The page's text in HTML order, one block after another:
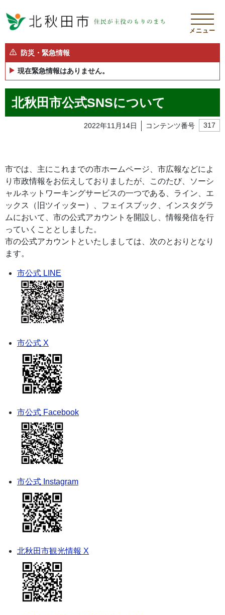
メニュー
防災・緊急情報
現在緊急情報はありません。
北秋田市公式SNSについて
2022年11月14日 コンテンツ番号 317
市では、主にこれまでの市ホームページ、市広報などによ
り市政情報をお伝えしておりましたが、このたび、ソーシ
ャルネットワーキングサービスの一つである、ライン、エ
ックス（旧ツイッター）、フェイスブック、インスタグラ
ムにおいて、市の公式アカウントを開設し、情報発信を行
っていくこととしました。
市の公式アカウントといたしましては、次のとおりとなり
ます。
市公式 LINE
市公式 X
市公式 Facebook
市公式 Instagram
北秋田市観光情報 X